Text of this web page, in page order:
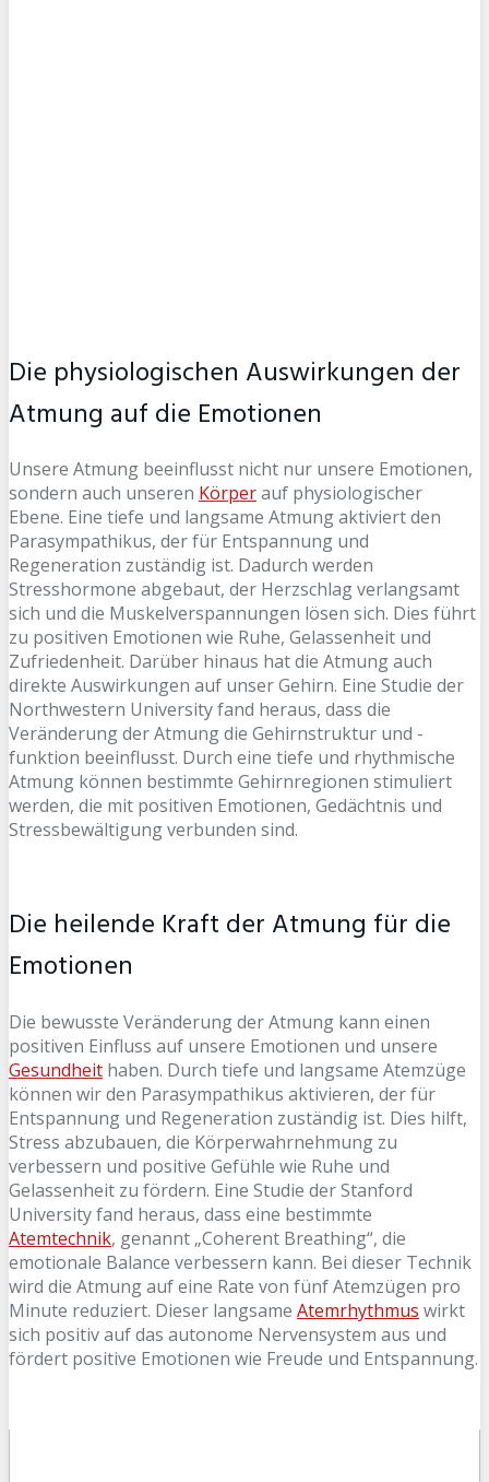
Die physiologischen Auswirkungen der
Atmung auf die Emotionen
Unsere Atmung beeinflusst nicht nur unsere Emotionen,
sondern auch unseren Körperauf physiologischer
Ebene. Eine tiefe und langsame Atmung aktiviert den
Parasympathikus, der für Entspannung und
Regeneration zuständig ist. Dadurch werden
Stresshormone abgebaut, der Herzschlag verlangsamt
sich und die Muskelverspannungen lösen sich. Dies führt
zu positiven Emotionen wie Ruhe, Gelassenheit und
Zufriedenheit. Darüber hinaus hat die Atmung auch
direkte Auswirkungen auf unser Gehirn. Eine Studie der
Northwestern University fand heraus, dass die
Veränderung der Atmung die Gehirnstruktur und -
funktion beeinflusst. Durch eine tiefe und rhythmische
Atmung können bestimmte Gehirnregionen stimuliert
werden, die mit positiven Emotionen, Gedächtnis und
Stressbewältigung verbunden sind.
Die heilende Kraft der Atmung für die
Emotionen
Die bewusste Veränderung der Atmung kann einen
positiven Einfluss auf unsere Emotionen und unsere
Gesundheit haben. Durch tiefe und langsame Atemzüge
können wir den Parasympathikus aktivieren, der für
Entspannung und Regeneration zuständig ist. Dies hilft,
Stress abzubauen, die Körperwahrnehmung zu
verbessern und positive Gefühle wie Ruhe und
Gelassenheit zu fördern. Eine Studie der Stanford
University fand heraus, dass eine bestimmte
Atemtechnik, genannt „Coherent Breathing“, die
emotionale Balance verbessern kann. Bei dieser Technik
wird die Atmung auf eine Rate von fünf Atemzügen pro
Minute reduziert. Dieser langsame Atemrhythmus wirkt
sich positiv auf das autonome Nervensystem aus und
fördert positive Emotionen wie Freude und Entspannung.